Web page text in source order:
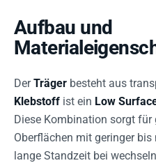
Aufbau und
DerTräger besteht aus
Klebstoff ist ein Low
Diese Kombination sorgt
Oberflächen mit geringer
lange Standzeit bei